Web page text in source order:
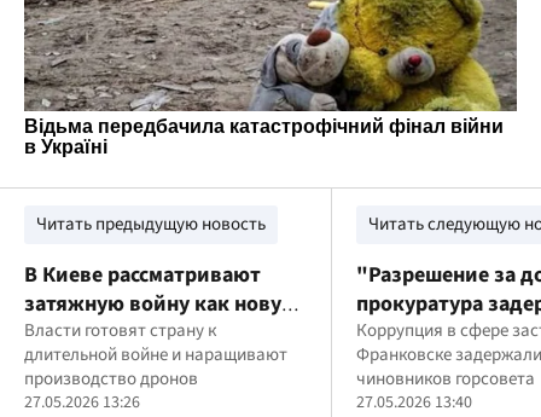
Читать предыдущую новость
В Киеве рассматривают
затяжную войну как новую
реальность
Власти готовят страну к
длительной войне и наращивают
производство дронов
27.05.2026 13:26
Читать следующую
"Разрешение за
прокуратура
главного
Франковска и
должностных лиц
Коррупция в сфере
Франковске задержали
чиновников горсовета
27.05.2026 13:40